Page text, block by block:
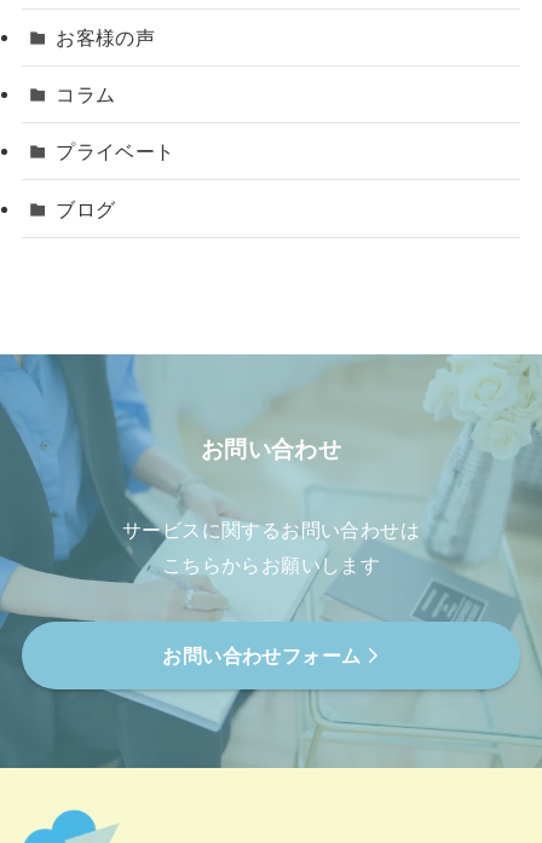
お客様の声
コラム
プライベート
ブログ
お問い合わせ
サービスに関するお問い合わせは
こちらからお願いします
お問い合わせフォーム